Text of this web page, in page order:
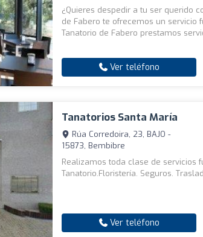
¿Quieres despedir a tu ser querido
de Fabero te ofrecemos un servicio
Tanatorio de Fabero prestamos
Ver teléfono
Tanatorios Santa María
Rúa Corredoira, 23, BAJO -
15873, Bembibre
Realizamos toda clase de servicios
Tanatorio.Floristería. Seguros.
Ver teléfono